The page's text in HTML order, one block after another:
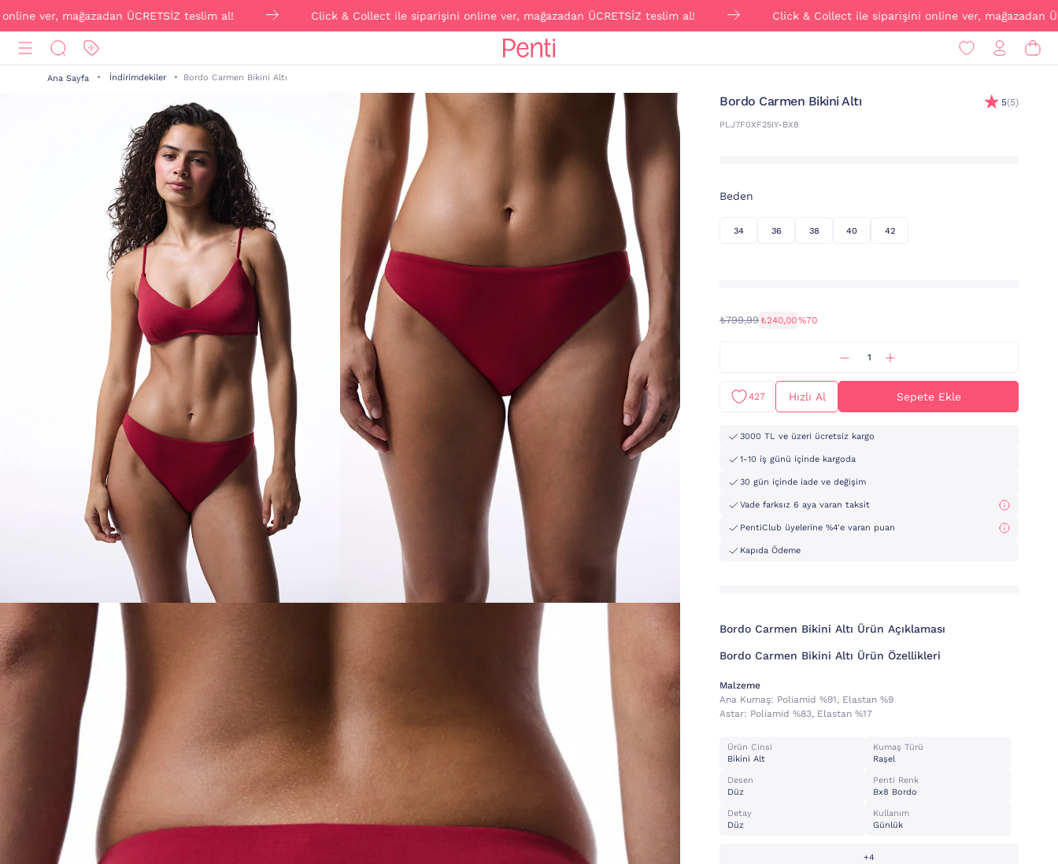
mağazadan ÜCRETSİZ teslim al! Click & Collect ile siparişini online ver, mağazadan ÜCRETSİZ teslim al! Click & Collect ile siparişini online ver, mağazadan
Ana Sayfa İndirimdekiler Bordo Carmen Bikini Altı
Bordo Carmen Bikini Altı
PLJ7F0XF25IY-BX8
5(5)
Beden
34 36 38 40 42
₺799,99 ₺240,00%70
427 Hızlı Al Sepete Ekle
3000 TL ve üzeri ücretsiz kargo
1-10 iş günü içinde kargoda
30 gün içinde iade ve değişim
Vade farksız 6 aya varan taksit
PentiClub üyelerine %4'e varan puan
Kapıda Ödeme
Bordo Carmen Bikini Altı Ürün Açıklaması
Bordo Carmen Bikini Altı Ürün Özellikleri
Malzeme
Ana Kumaş: Poli̇ami̇d %91, Elastan %9
Astar: Poli̇ami̇d %83, Elastan %17
Ürün Cinsi
Bikini Alt
Kumaş Türü
Raşel
Desen
Düz
Penti Renk
Bx8 Bordo
Detay
Düz
Kullanım
Günlük
+4